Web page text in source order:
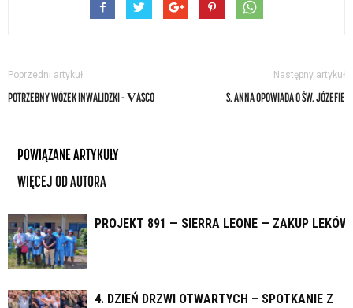
Poprzedni artykuł
POTRZEBNY WÓZEK INWALIDZKI – VASCO
Następny artykuł
S. ANNA OPOWIADA O ŚW. JÓZEFIE
POWIĄZANE ARTYKUŁY
WIĘCEJ OD AUTORA
PROJEKT 891 — SIERRA LEONE — ZAKUP LEKÓW
4. DZIEŃ DRZWI OTWARTYCH – SPOTKANIE Z